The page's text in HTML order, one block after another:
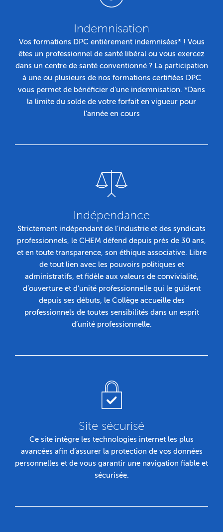
Indemnisation
Vos formations DPC entièrement indemnisées* ! Vous
êtes un professionnel de santé libéral ou vous exercez
dans un centre de santé conventionné ? La participation
à une ou plusieurs de nos formations certifiées DPC
vous permet de bénéficier d’une indemnisation. *Dans
la limite du solde de votre forfait en vigueur pour
l’année en cours
Indépendance
Strictement indépendant de l’industrie et des syndicats
professionnels, le CHEM défend depuis près de 30 ans,
et en toute transparence, son éthique associative. Libre
de tout lien avec les pouvoirs politiques et
administratifs, et fidèle aux valeurs de convivialité,
d’ouverture et d’unité professionnelle qui le guident
depuis ses débuts, le Collège accueille des
professionnels de toutes sensibilités dans un esprit
d’unité professionnelle.
Site sécurisé
Ce site intègre les technologies internet les plus
avancées afin d’assurer la protection de vos données
personnelles et de vous garantir une navigation fiable et
sécurisée.